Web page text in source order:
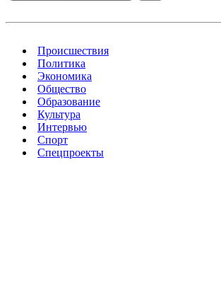
Происшествия
Политика
Экономика
Общество
Образование
Культура
Интервью
Спорт
Спецпроекты